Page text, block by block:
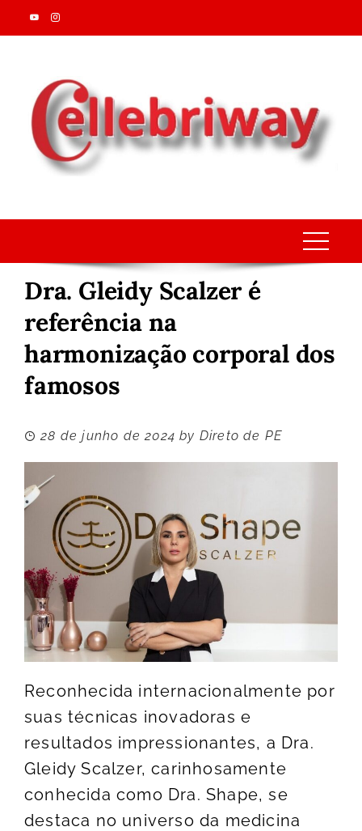
Skip
to
Dra. Gleidy Scalzer é
referência na
harmonização corporal dos
famosos
28 de junho de 2024 by Direto de PE
Reconhecida internacionalmente por
suas técnicas inovadoras e
resultados impressionantes, a Dra.
Gleidy Scalzer, carinhosamente
conhecida como Dra. Shape, se
destaca no universo da medicina